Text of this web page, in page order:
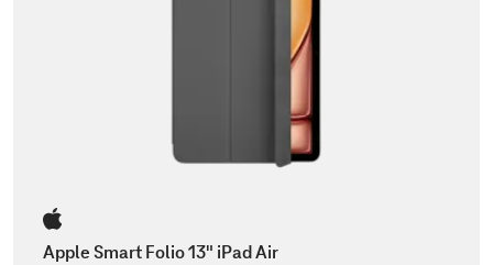
Apple Smart Folio 13" iPad Air